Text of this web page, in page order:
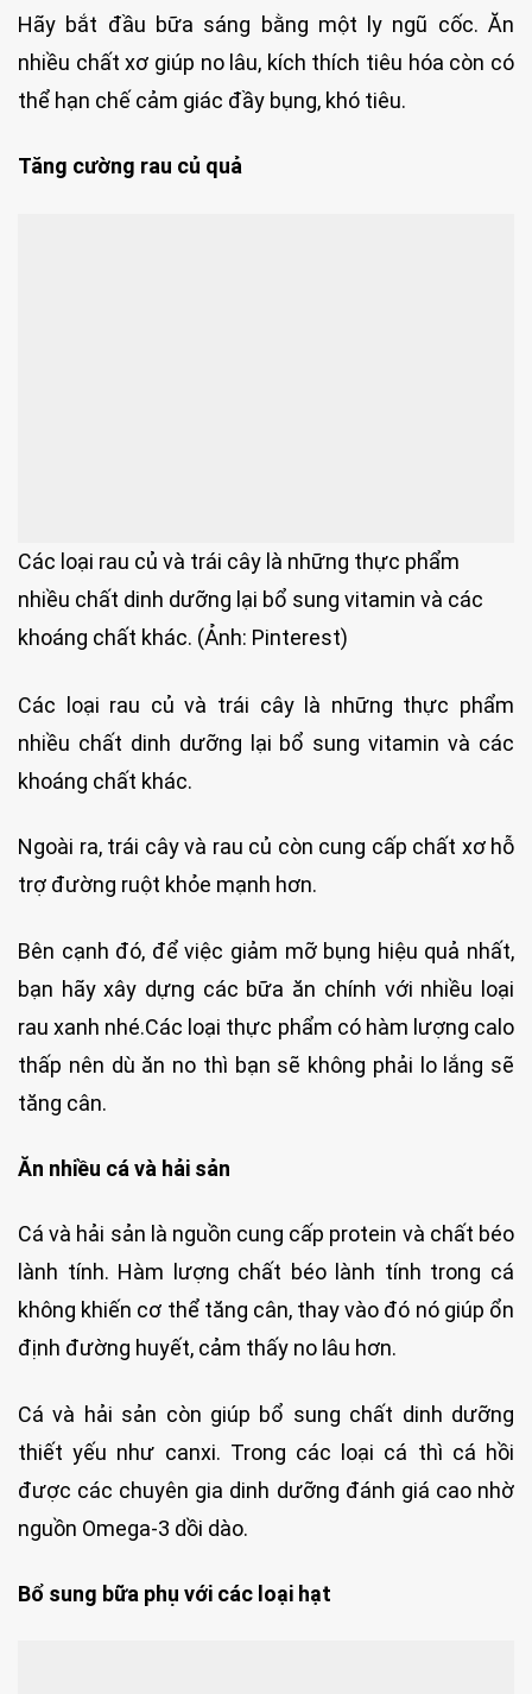
Hãy bắt đầu bữa sáng bằng một ly ngũ cốc. Ăn
nhiều chất xơ giúp no lâu, kích thích tiêu hóa còn có
thể hạn chế cảm giác đầy bụng, khó tiêu.
Tăng cường rau củ quả
Các loại rau củ và trái cây là những thực phẩm
nhiều chất dinh dưỡng lại bổ sung vitamin và các
khoáng chất khác. (Ảnh: Pinterest)
Các loại rau củ và trái cây là những thực phẩm
nhiều chất dinh dưỡng lại bổ sung vitamin và các
khoáng chất khác.
Ngoài ra, trái cây và rau củ còn cung cấp chất xơ hỗ
trợ đường ruột khỏe mạnh hơn.
Bên cạnh đó, để việc giảm mỡ bụng hiệu quả nhất,
bạn hãy xây dựng các bữa ăn chính với nhiều loại
rau xanh nhé.Các loại thực phẩm có hàm lượng calo
thấp nên dù ăn no thì bạn sẽ không phải lo lắng sẽ
tăng cân.
Ăn nhiều cá và hải sản
Cá và hải sản là nguồn cung cấp protein và chất béo
lành tính. Hàm lượng chất béo lành tính trong cá
không khiến cơ thể tăng cân, thay vào đó nó giúp ổn
định đường huyết, cảm thấy no lâu hơn.
Cá và hải sản còn giúp bổ sung chất dinh dưỡng
thiết yếu như canxi. Trong các loại cá thì cá hồi
được các chuyên gia dinh dưỡng đánh giá cao nhờ
nguồn Omega-3 dồi dào.
Bổ sung bữa phụ với các loại hạt